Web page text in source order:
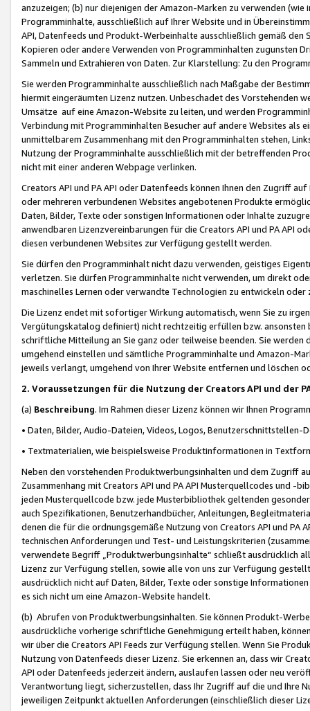
anzuzeigen; (b) nur diejenigen der Amazon-Marken zu verwenden
Programminhalte, ausschließlich auf Ihrer Website und in
API, Datenfeeds und Produkt-Werbeinhalte ausschließlich gemäß
Kopieren oder andere Verwenden von Programminhalten zugunsten
Sammeln und Extrahieren von Daten. Zur Klarstellung: Zu den
Sie werden Programminhalte ausschließlich nach Maßgabe der
hiermit eingeräumten Lizenz nutzen. Unbeschadet des Vorstehenden
Umsätze auf eine Amazon-Website zu leiten, und werden
Verbindung mit Programminhalten Besucher auf andere Websites als
unmittelbarem Zusammenhang mit den Programminhalten stehen,
Nutzung der Programminhalte ausschließlich mit der betreffenden
nicht mit einer anderen Webpage verlinken.
Creators API und PA API oder Datenfeeds können Ihnen den Zugriff
oder mehreren verbundenen Websites angebotenen Produkte
Daten, Bilder, Texte oder sonstigen Informationen oder Inhalte
anwendbaren Lizenzvereinbarungen für die Creators API und PA API
diesen verbundenen Websites zur Verfügung gestellt werden.
Sie dürfen den Programminhalt nicht dazu verwenden, geistiges
verletzen. Sie dürfen Programminhalte nicht verwenden, um direkt
maschinelles Lernen oder verwandte Technologien zu entwickeln
Die Lizenz endet mit sofortiger Wirkung automatisch, wenn Sie zu
Vergütungskatalog definiert) nicht rechtzeitig erfüllen bzw. ansonsten
schriftliche Mitteilung an Sie ganz oder teilweise beenden. Sie werden
umgehend einstellen und sämtliche Programminhalte und Amazon-
jeweils verlangt, umgehend von Ihrer Website entfernen und löschen
2. Voraussetzungen für die Nutzung der Creators API und der
(a) Beschreibung. Im Rahmen dieser Lizenz können wir Ihnen
• Daten, Bilder, Audio-Dateien, Videos, Logos, Benutzerschnittstellen-
• Textmaterialien, wie beispielsweise Produktinformationen in
Neben den vorstehenden Produktwerbungsinhalten und dem Zugriff
Zusammenhang mit Creators API und PA API Musterquellcodes und
jeden Musterquellcode bzw. jede Musterbibliothek geltenden
auch Spezifikationen, Benutzerhandbücher, Anleitungen,
denen die für die ordnungsgemäße Nutzung von Creators API und PA
technischen Anforderungen und Test- und Leistungskriterien
verwendete Begriff „Produktwerbungsinhalte“ schließt ausdrücklich
Lizenz zur Verfügung stellen, sowie alle von uns zur Verfügung
ausdrücklich nicht auf Daten, Bilder, Texte oder sonstige
es sich nicht um eine Amazon-Website handelt.
(b) Abrufen von Produktwerbungsinhalten. Sie können Produkt-
ausdrückliche vorherige schriftliche Genehmigung erteilt haben,
wir über die Creators API Feeds zur Verfügung stellen. Wenn Sie
Nutzung von Datenfeeds dieser Lizenz. Sie erkennen an, dass wir
API oder Datenfeeds jederzeit ändern, auslaufen lassen oder neu
Verantwortung liegt, sicherzustellen, dass Ihr Zugriff auf die und Ihre
jeweiligen Zeitpunkt aktuellen Anforderungen (einschließlich dieser